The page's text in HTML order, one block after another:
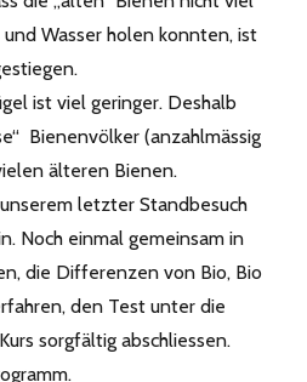
Wasser holen konnten, ist
ist viel geringer. Deshalb
Bienenvölker (anzahlmässig
älteren Bienen.
letzter Standbesuch
Noch einmal gemeinsam in
die Differenzen von Bio, Bio
den Test unter die
sorgfältig abschliessen.